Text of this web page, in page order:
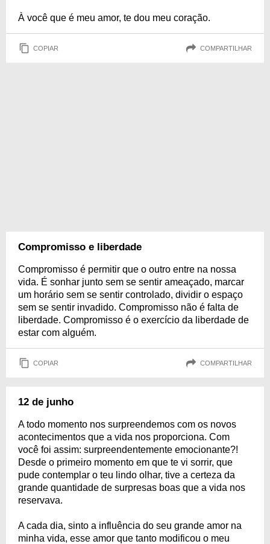
À você que é meu amor, te dou meu coração.
COPIAR COMPARTILHAR
Compromisso e liberdade
Compromisso é permitir que o outro entre na nossa
vida. É sonhar junto sem se sentir ameaçado, marcar
um horário sem se sentir controlado, dividir o espaço
sem se sentir invadido. Compromisso não é falta de
liberdade. Compromisso é o exercício da liberdade de
estar com alguém.
COPIAR COMPARTILHAR
12 de junho
A todo momento nos surpreendemos com os novos
acontecimentos que a vida nos proporciona. Com
você foi assim: surpreendentemente emocionante?!
Desde o primeiro momento em que te vi sorrir, que
pude contemplar o teu lindo olhar, tive a certeza da
grande quantidade de surpresas boas que a vida nos
reservava.
A cada dia, sinto a influência do seu grande amor na
minha vida, esse amor que tanto modificou o meu